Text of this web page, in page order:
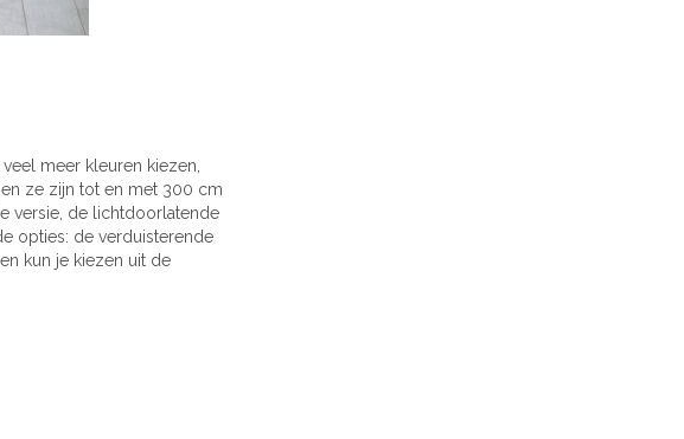
meer kleuren kiezen,
ze zijn tot en met 300 cm
versie, de lichtdoorlatende
opties: de verduisterende
kun je kiezen uit de